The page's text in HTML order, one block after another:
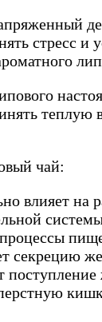
стресс и
теплую
чай:
влияет на
секрецию